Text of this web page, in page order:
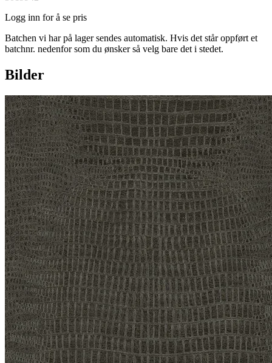
Logg inn for å se pris
Batchen vi har på lager sendes automatisk. Hvis det står oppført et
batchnr. nedenfor som du ønsker så velg bare det i stedet.
Bilder